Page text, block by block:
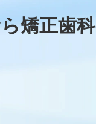
矯正歯科